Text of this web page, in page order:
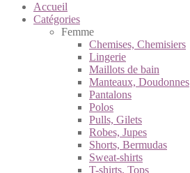
Accueil
Catégories
Femme
Chemises, Chemisiers
Lingerie
Maillots de bain
Manteaux, Doudonnes
Pantalons
Polos
Pulls, Gilets
Robes, Jupes
Shorts, Bermudas
Sweat-shirts
T-shirts, Tops